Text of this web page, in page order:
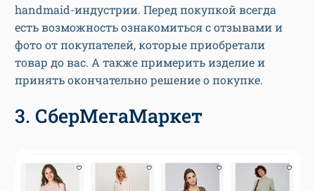
handmaid-индустрии. Перед покупкой всегда
есть возможность ознакомиться с отзывами и
фото от покупателей, которые приобретали
товар до вас. А также примерить изделие и
принять окончательно решение о покупке.
3. СберМегаМаркет